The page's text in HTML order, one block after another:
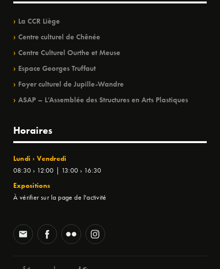
La CCR Liège
Centre culturel de Chênée
Centre Culturel Ourthe et Meuse
Espace Georges Truffaut
Foyer culturel de Jupille-Wandre
ASAP – L’Assemblée des Structures en Arts Plastiques
Horaires
Lundi › Vendredi
08:30 › 12:00 | 13:00 › 16:30
Expositions
À vérifier sur la page de l'activité